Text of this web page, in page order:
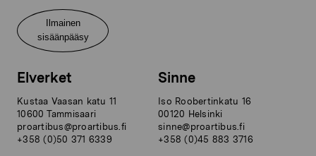
Ilmainen
sisäänpääsy
Elverket
Kustaa Vaasan katu 11
10600 Tammisaari
proartibus@proartibus.fi
+358 (0)50 371 6339
Sinne
Iso Roobertinkatu 16
00120 Helsinki
sinne@proartibus.fi
+358 (0)45 883 3716